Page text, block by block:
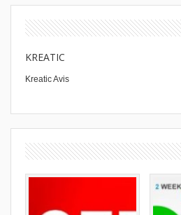
KREATIC
Kreatic Avis